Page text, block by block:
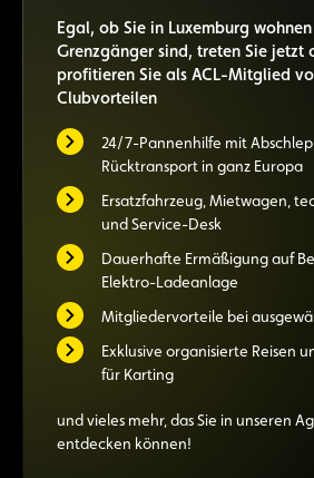
Egal, ob Sie in Luxemburg
Grenzgänger sind, treten Sie jetzt
profitieren Sie als ACL-Mitglied
Clubvorteilen
24/7-Pannenhilfe mit
Rücktransport in ganz Europa
Ersatzfahrzeug, Mietwagen,
und Service-Desk
Dauerhafte Ermäßigung auf
Elektro-Ladeanlage
Mitgliedervorteile bei
Exklusive organisierte Reisen
für Karting
und vieles mehr, das Sie in unseren
entdecken können!